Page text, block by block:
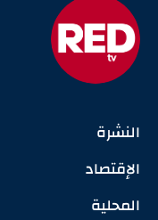
النشرة
الإقتصاد
المحلية